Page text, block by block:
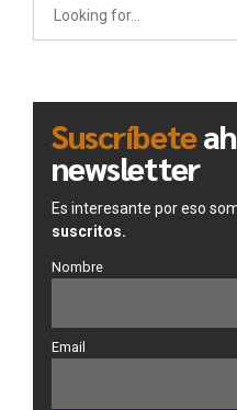
Suscríbete
newsletter
Es interesante por eso
suscritos.
Nombre
Email